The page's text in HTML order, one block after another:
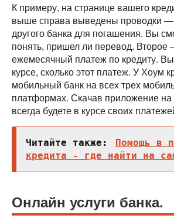
К примеру, на странице вашего
выше справа выведены проводки
другого банка для погашения. Вы
понять, пришел ли перевод. Второе
ежемесячный платеж по кредиту. Вы
курсе, сколько этот платеж. У Хоум
мобильный банк на всех трех
платформах. Скачав приложение
всегда будете в курсе своих
Читайте также:
Помощь в
кредита - где найти на
Онлайн услуги банка.